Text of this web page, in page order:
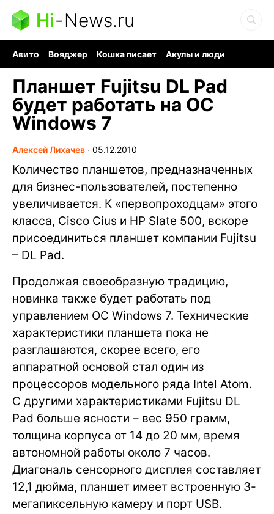
Hi-News.ru
Авито Вояджер Кошка писает
Акулы и люди
Планшет Fujitsu DL Pad
будет работать на ОС
Windows 7
Алексей Лихачев ∙ 05.12.2010
Количество планшетов, предназначенных
для бизнес-пользователей, постепенно
увеличивается. К «первопроходцам» этого
класса, Cisco Cius и HP Slate 500, вскоре
присоединиться планшет компании Fujitsu
– DL Pad.
Продолжая своеобразную традицию,
новинка также будет работать под
управлением ОС Windows 7. Технические
характеристики планшета пока не
разглашаются, скорее всего, его
аппаратной основой стал один из
процессоров модельного ряда Intel Atom.
С другими характеристиками Fujitsu DL
Pad больше ясности – вес 950 грамм,
толщина корпуса от 14 до 20 мм, время
автономной работы около 7 часов.
Диагональ сенсорного дисплея составляет
12,1 дюйма, планшет имеет встроенную 3-
мегапиксельную камеру и порт USB.